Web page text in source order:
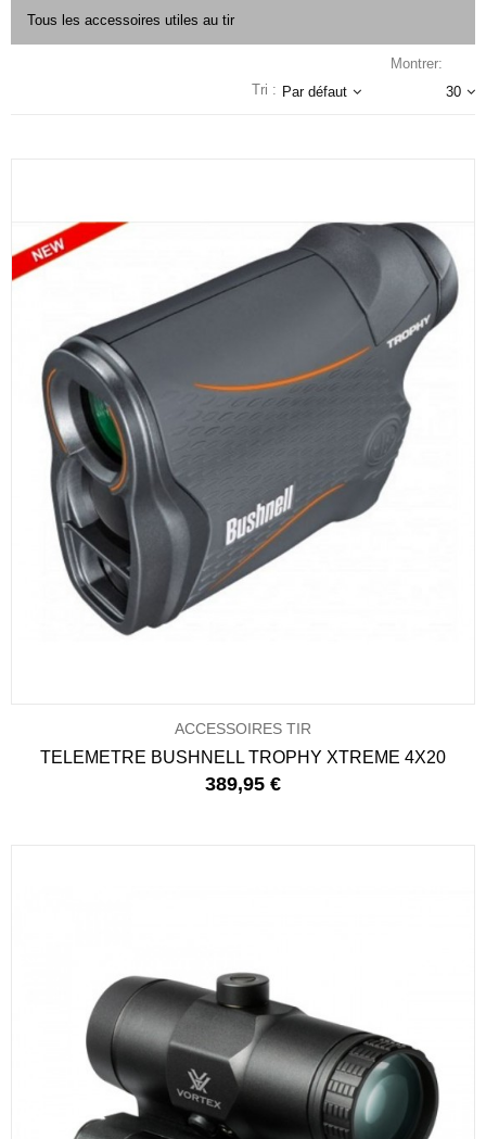
Tous les accessoires utiles au tir
Tri : Par défaut
Montrer:
30
ACCESSOIRES TIR
TELEMETRE BUSHNELL TROPHY XTREME 4X20
389,95 €